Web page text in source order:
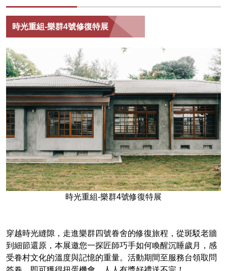
時光重組-樂群4號修復特展
時光重組-樂群4號修復特展
穿越時光縫隙，走進樂群四號眷舍的修復旅程，從斑駁老牆
到細節還原，本展邀您一探匠師巧手如何喚醒沉睡歲月，感
受眷村文化的溫度與記憶的重量。活動期間至服務台領取問